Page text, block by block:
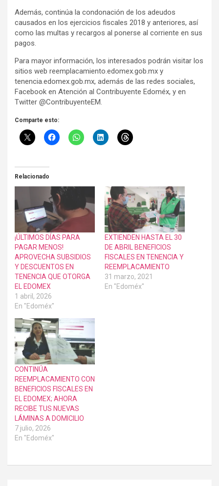
Además, continúa la condonación de los adeudos
causados en los ejercicios fiscales 2018 y anteriores, así
como las multas y recargos al ponerse al corriente en sus
pagos.
Para mayor información, los interesados podrán visitar los
sitios web reemplacamiento.edomex.gob.mx y
tenencia.edomex.gob.mx, además de las redes sociales,
Facebook en Atención al Contribuyente Edoméx, y en
Twitter @ContribuyenteEM.
Comparte esto:
Relacionado
¡ÚLTIMOS DÍAS PARA
PAGAR MENOS!
APROVECHA SUBSIDIOS
Y DESCUENTOS EN
TENENCIA QUE OTORGA
EL EDOMEX
1 abril, 2026
En "Edoméx"
EXTIENDEN HASTA EL 30
DE ABRIL BENEFICIOS
FISCALES EN TENENCIA Y
REEMPLACAMIENTO
31 marzo, 2021
En "Edoméx"
CONTINÚA
REEMPLACAMIENTO CON
BENEFICIOS FISCALES EN
EL EDOMEX; AHORA
RECIBE TUS NUEVAS
LÁMINAS A DOMICILIO
7 julio, 2026
En "Edoméx"